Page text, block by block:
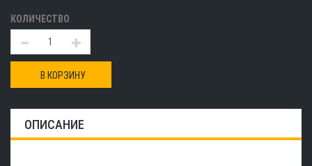
КОЛИЧЕСТВО
В КОРЗИНУ
ОПИСАНИЕ